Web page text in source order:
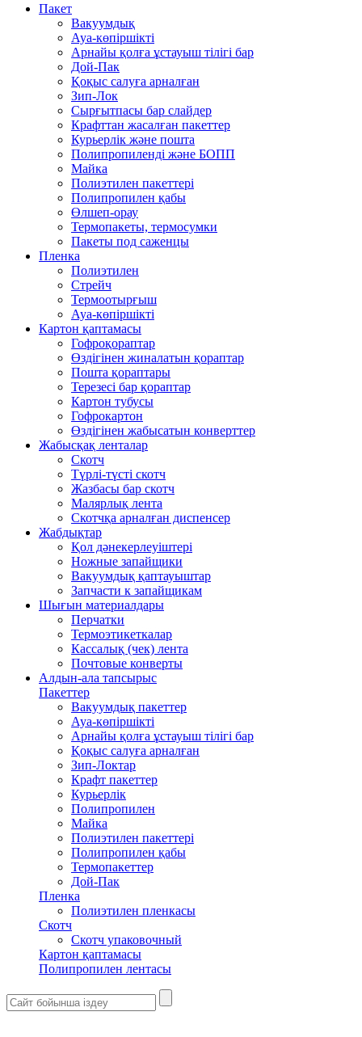
Пакет
Вакуумдық
Ауа-көпіршікті
Арнайы қолға ұстауыш тілігі бар
Дой-Пак
Қоқыс салуға арналған
Зип-Лок
Сырғытпасы бар слайдер
Крафттан жасалған пакеттер
Курьерлік және пошта
Полипропиленді және БОПП
Майка
Полиэтилен пакеттері
Полипропилен қабы
Өлшеп-орау
Термопакеты, термосумки
Пакеты под саженцы
Пленка
Полиэтилен
Стрейч
Термоотырғыш
Ауа-көпіршікті
Картон қаптамасы
Гофроқораптар
Өздігінен жиналатын қораптар
Пошта қораптары
Терезесі бар қораптар
Картон тубусы
Гофрокартон
Өздігінен жабысатын конверттер
Жабысқақ ленталар
Скотч
Түрлі-түсті скотч
Жазбасы бар скотч
Малярлық лента
Скотчқа арналған диспенсер
Жабдықтар
Қол дәнекерлеуіштері
Ножные запайщики
Вакуумдық қаптауыштар
Запчасти к запайщикам
Шығын материалдары
Перчатки
Термоэтикеткалар
Кассалық (чек) лента
Почтовые конверты
Алдын-ала тапсырыс
Пакеттер
Вакуумдық пакеттер
Ауа-көпіршікті
Арнайы қолға ұстауыш тілігі бар
Қоқыс салуға арналған
Зип-Локтар
Крафт пакеттер
Курьерлік
Полипропилен
Майка
Полиэтилен пакеттері
Полипропилен қабы
Термопакеттер
Дой-Пак
Пленка
Полиэтилен пленкасы
Скотч
Скотч упаковочный
Картон қаптамасы
Полипропилен лентасы